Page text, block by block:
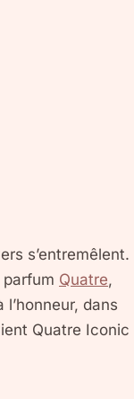
s’entremêlent.
parfum Quatre,
dans
Quatre Iconic